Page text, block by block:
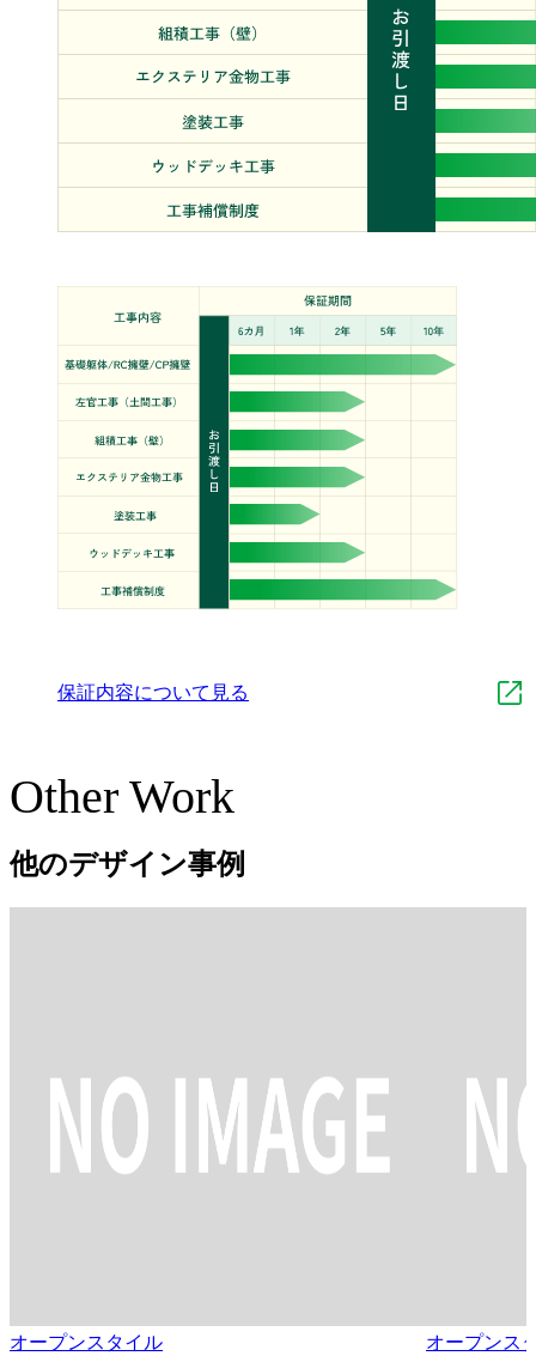
保証内容について見る
Other Work
他のデザイン事例
オープンスタイル オープンス